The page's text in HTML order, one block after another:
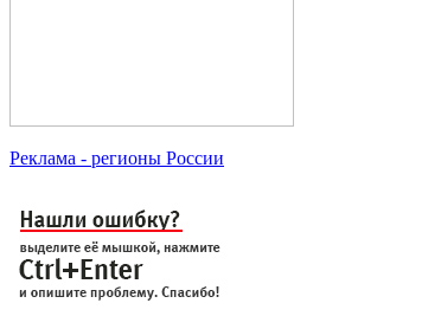
Реклама - регионы России